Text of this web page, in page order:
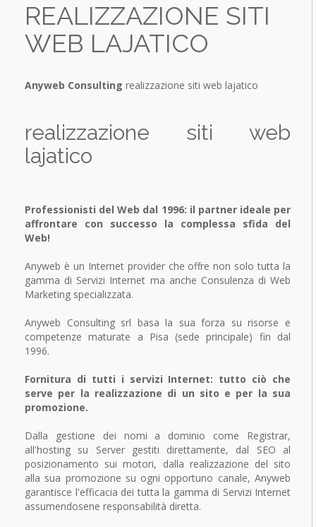
SERVIZI
OFFERTE
Backup multi-canale
Comunicazione Aziendale
Cross Media Marketing
Coordinato aziendale
Soluzioni ALL-IN-ONE
Traffic building
Conversion Analysis
Integration Offline Marketing
Monitoraggio e report
REALIZZAZIONE SITI
WEB LAJATICO
Anyweb Consulting realizzazione siti web lajatico
realizzazione siti web
lajatico
Professionisti del Web dal 1996: il partner ideale per
affrontare con successo la complessa sfida del
Web!
Anyweb è un Internet provider che offre non solo tutta la
gamma di Servizi Internet ma anche Consulenza di Web
Marketing specializzata.
Anyweb Consulting srl basa la sua forza su risorse e
competenze maturate a Pisa (sede principale) fin dal
1996.
Fornitura di tutti i servizi Internet: tutto ciò che
serve per la realizzazione di un sito e per la sua
promozione.
Dalla gestione dei nomi a dominio come Registrar,
all'hosting su Server gestiti direttamente, dal SEO al
posizionamento sui motori, dalla realizzazione del sito
alla sua promozione su ogni opportuno canale, Anyweb
garantisce l'efficacia dei tutta la gamma di Servizi Internet
assumendosene responsabilità diretta.